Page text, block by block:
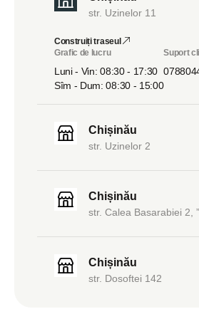
str. Uzinelor 11
Construiți traseul
Grafic de lucru
Luni - Vin: 08:30 - 17:30
Sîm - Dum: 08:30 - 15:00
Suport
Chișinău
str. Uzinelor 2
Chișinău
str. Calea Basarabiei 2,
Chișinău
str. Dosoftei 142